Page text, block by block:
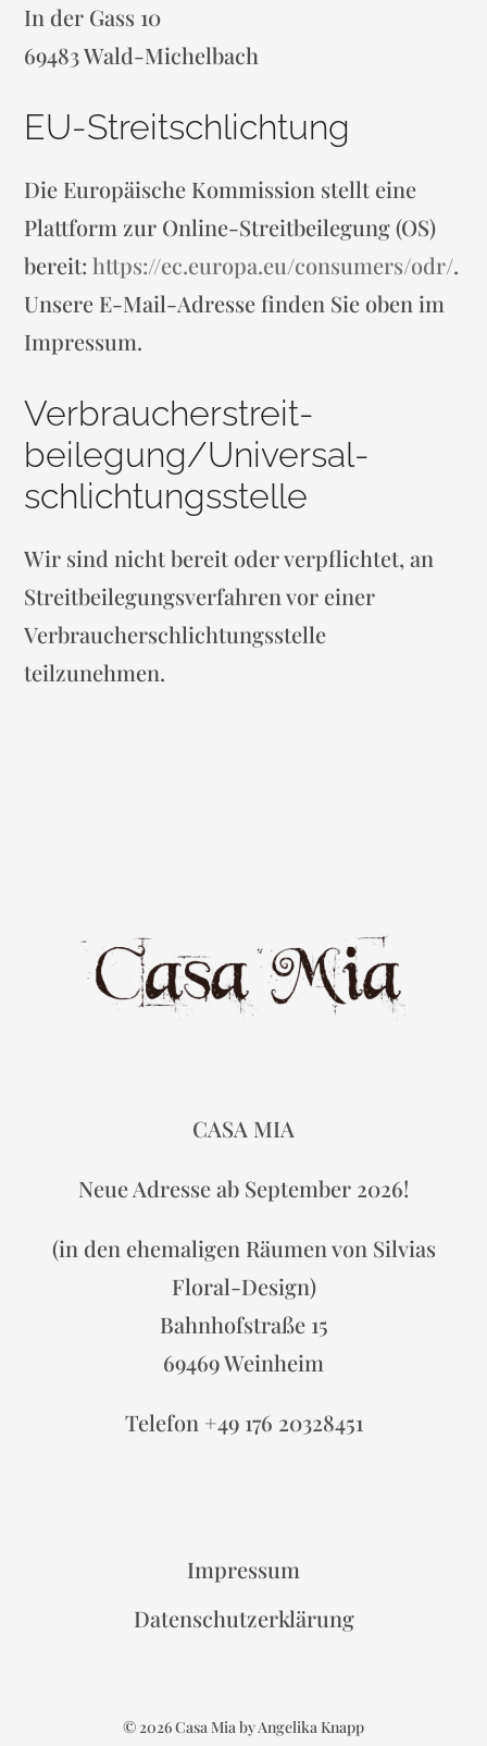
In der Gass 10
69483 Wald-Michelbach
EU-Streitschlichtung
Die Europäische Kommission stellt eine
Plattform zur Online-Streitbeilegung (OS)
bereit:https://ec.europa.eu/consumers/odr/.
Unsere E-Mail-Adresse finden Sie oben im
Impressum.
Verbraucher­streit­
beilegung/Universal­
schlichtungs­stelle
Wir sind nicht bereit oder verpflichtet, an
Streitbeilegungsverfahren vor einer
Verbraucherschlichtungsstelle
teilzunehmen.
CASA MIA
Neue Adresse ab September 2026!
(in den ehemaligen Räumen von Silvias
Floral-Design)
Bahnhofstraße 15
69469 Weinheim
Telefon +49 176 20328451
Impressum
Datenschutzerklärung
© 2026 Casa Mia by Angelika Knapp